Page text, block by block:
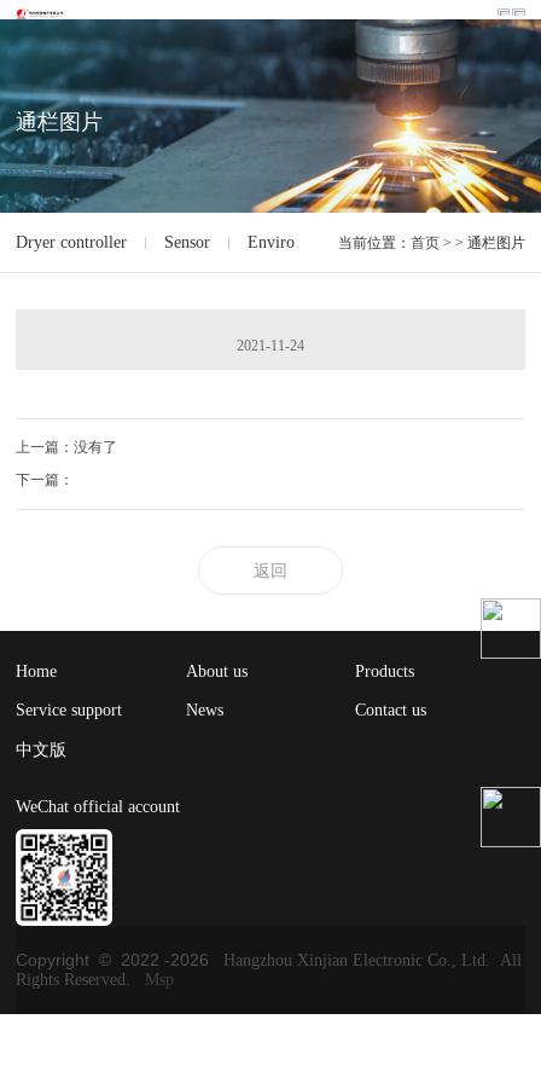
通栏图片
Dryer controller Sensor Environment monitoring of machine room
当前位置： 首页> > 通栏图片
2021-11-24
上一篇：没有了
下一篇：
返回
Home About us Products
Service support News Contact us
中文版
WeChat official account
Copyright © 2022 -2026
Hangzhou Xinjian Electronic Co., Ltd. All
Rights Reserved.
Msp